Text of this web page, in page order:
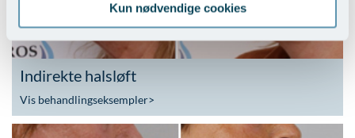
Kun nødvendige cookies
Indirekte halsløft
Vis behandlingseksempler>